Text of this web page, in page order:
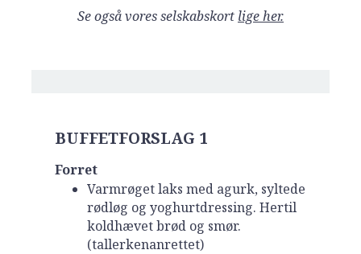
Se også vores selskabskort lige her.
BUFFETFORSLAG 1
Forret
Varmrøget laks med agurk, syltede
rødløg og yoghurtdressing. Hertil
koldhævet brød og smør.
(tallerkenanrettet)